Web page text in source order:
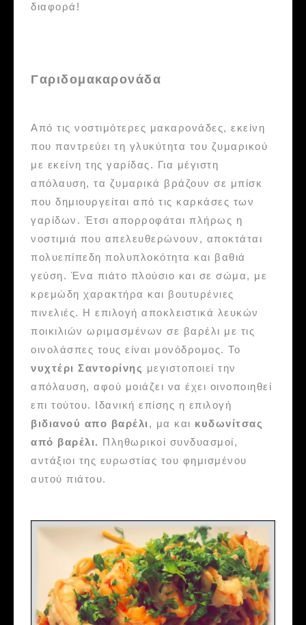
διαφορά!
Γαριδομακαρονάδα
Από τις νοστιμότερες μακαρονάδες, εκείνη
που παντρεύει τη γλυκύτητα του ζυμαρικού
με εκείνη της γαρίδας. Για μέγιστη
απόλαυση, τα ζυμαρικά βράζουν σε μπίσκ
που δημιουργείται από τις καρκάσες των
γαρίδων. Έτσι απορροφάται πλήρως η
νοστιμιά που απελευθερώνουν, αποκτάται
πολυεπίπεδη πολυπλοκότητα και βαθιά
γεύση. Ένα πιάτο πλούσιο και σε σώμα, με
κρεμώδη χαρακτήρα και βουτυρένιες
πινελιές. Η επιλογή αποκλειστικά λευκών
ποικιλιών ωριμασμένων σε βαρέλι με τις
οινολάσπες τους είναι μονόδρομος. Το
νυχτέρι Σαντορίνης μεγιστοποιεί την
απόλαυση, αφού μοιάζει να έχει οινοποιηθεί
επι τούτου. Ιδανική επίσης η επιλογή
βιδιανού απο βαρέλι , μα και κυδωνίτσας
από βαρέλι. Πληθωρικοί συνδυασμοί,
αντάξιοι της ευρωστίας του φημισμένου
αυτού πιάτου.